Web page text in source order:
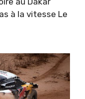
à la vitesse Le